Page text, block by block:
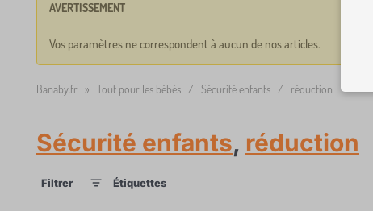
AVERTISSEMENT
Vos paramètres ne correspondent à aucun de nos articles.
Banaby.fr » Tout pour les bébés / Sécurité enfants / réduction
Sécurité enfants, réduction
Filtrer Étiquettes